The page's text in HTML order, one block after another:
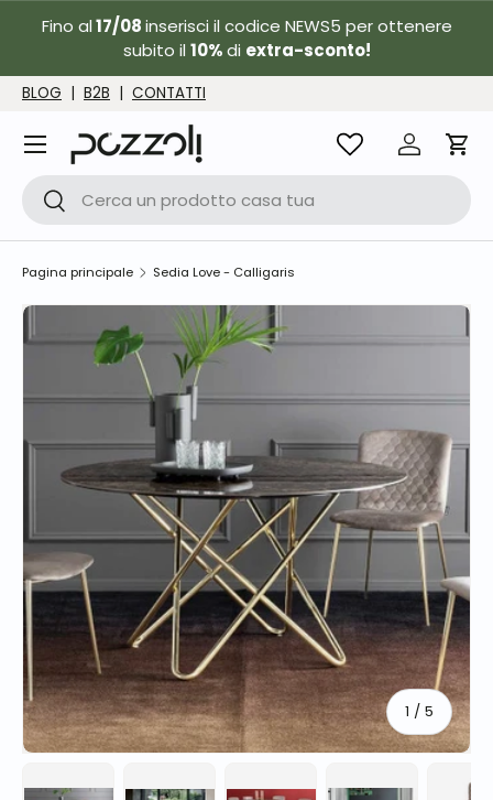
Passa ai contenuti
Fino al17/08inserisci il codice NEWS5 per ottenere
subito il 10%di extra-sconto!
BLOG | B2B | CONTATTI
Cerca
Cerca
Accedi
Menu
Pagina principale Sedia Love - Calligaris
1 / di
5